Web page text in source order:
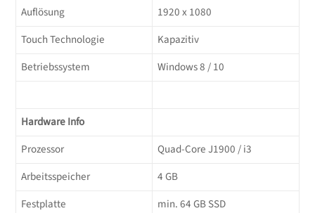
Auflösung
1920 x 1080
Touch Technologie
Kapazitiv
Betriebssystem
Windows 8 / 10
Hardware Info
Prozessor
Quad-Core J1900 / i3
Arbeitsspeicher
4 GB
Festplatte
min. 64 GB SSD